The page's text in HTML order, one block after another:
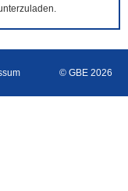
© GBE 2026